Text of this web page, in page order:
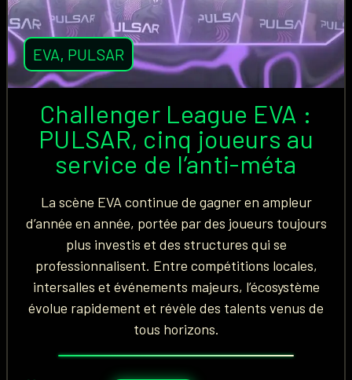
EVA, PULSAR
Challenger League EVA :
PULSAR, cinq joueurs au
service de l’anti-méta
La scène EVA continue de gagner en ampleur
d’année en année, portée par des joueurs toujours
plus investis et des structures qui se
professionnalisent. Entre compétitions locales,
intersalles et événements majeurs, l’écosystème
évolue rapidement et révèle des talents venus de
tous horizons.